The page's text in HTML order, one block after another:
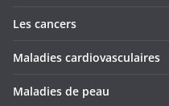
Les cancers
Maladies cardiovasculaires
Maladies de peau